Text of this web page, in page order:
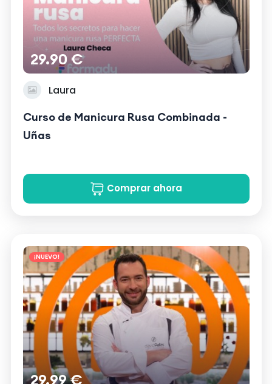
29.90 €
Laura
Curso de Manicura Rusa Combinada -
Uñas
Comprar ahora
¡NUEVO!
29.99 €